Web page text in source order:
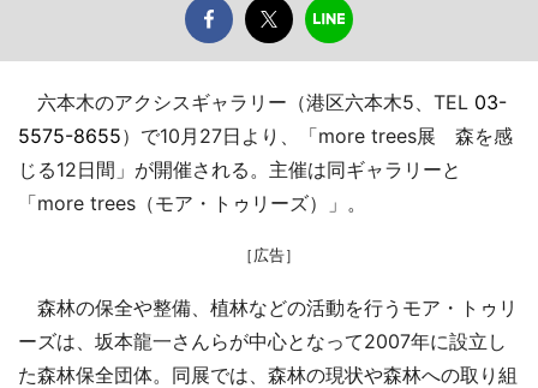
六本木のアクシスギャラリー（港区六本木5、TEL 03-
5575-8655）で10月27日より、「more trees展 森を感
じる12日間」が開催される。主催は同ギャラリーと
「more trees（モア・トゥリーズ）」。
［広告］
森林の保全や整備、植林などの活動を行うモア・トゥリ
ーズは、坂本龍一さんらが中心となって2007年に設立し
た森林保全団体。同展では、森林の現状や森林への取り組